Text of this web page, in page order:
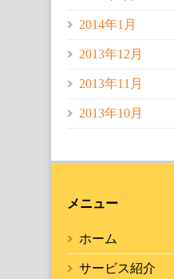
2014年1月
2013年12月
2013年11月
2013年10月
メニュー
ホーム
サービス紹介